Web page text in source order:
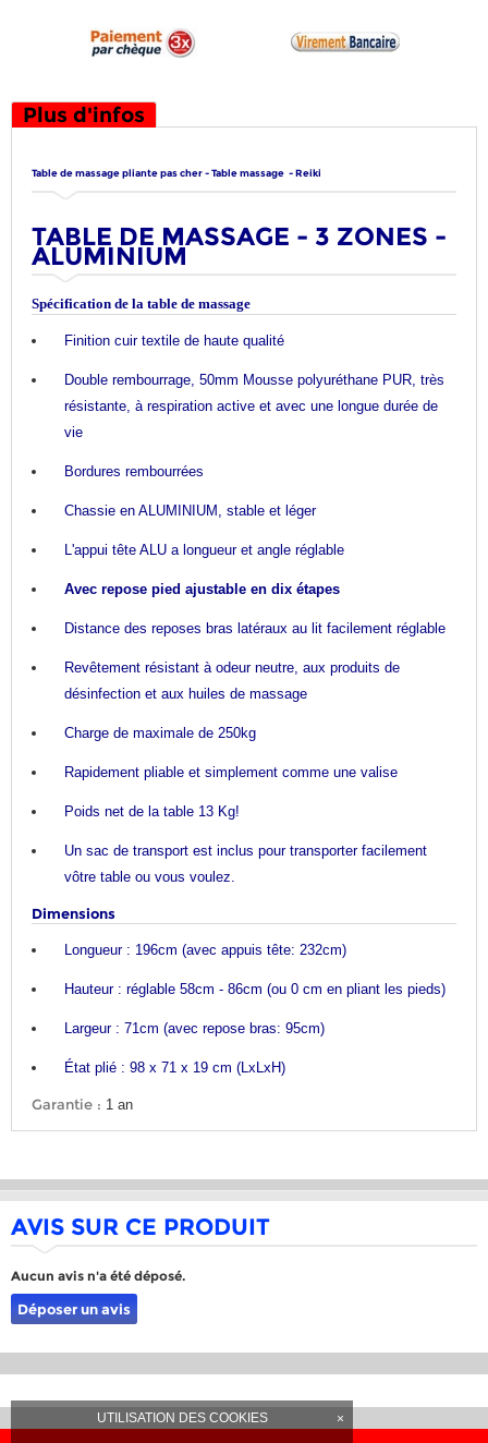
UTILISATION DES COOKIES ×
Plus d'infos
Table de massage pliante pas cher - Table massage - Reiki
TABLE DE MASSAGE - 3 ZONES -
ALUMINIUM
Spécification de la table de massage
Finition cuir textile de haute qualité
Double rembourrage, 50mm Mousse polyuréthane PUR, très
résistante, à respiration active et avec une longue durée de
vie
Bordures rembourrées
Chassie en ALUMINIUM, stable et léger
L'appui tête ALU a longueur et angle réglable
Avec repose pied ajustable en dix étapes
Distance des reposes bras latéraux au lit facilement réglable
Revêtement résistant à odeur neutre, aux produits de
désinfection et aux huiles de massage
Charge de maximale de 250kg
Rapidement pliable et simplement comme une valise
Poids net de la table 13 Kg!
Un sac de transport est inclus pour transporter facilement
vôtre table ou vous voulez.
Dimensions
Longueur : 196cm (avec appuis tête: 232cm)
Hauteur : réglable 58cm - 86cm (ou 0 cm en pliant les pieds)
Largeur : 71cm (avec repose bras: 95cm)
État plié : 98 x 71 x 19 cm (LxLxH)
Garantie : 1 an
AVIS SUR CE PRODUIT
Aucun avis n'a été déposé.
Déposer un avis